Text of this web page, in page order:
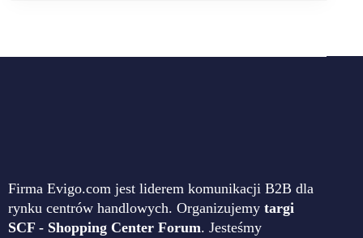
Firma Evigo.com jest liderem komunikacji B2B dla
rynku centrów handlowych. Organizujemy targi
SCF - Shopping Center Forum. Jesteśmy